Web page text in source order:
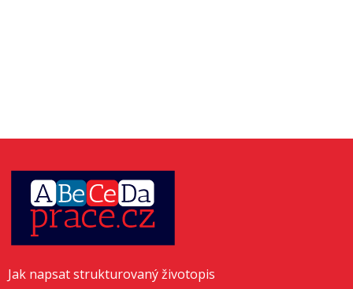
Jak napsat strukturovaný životopis